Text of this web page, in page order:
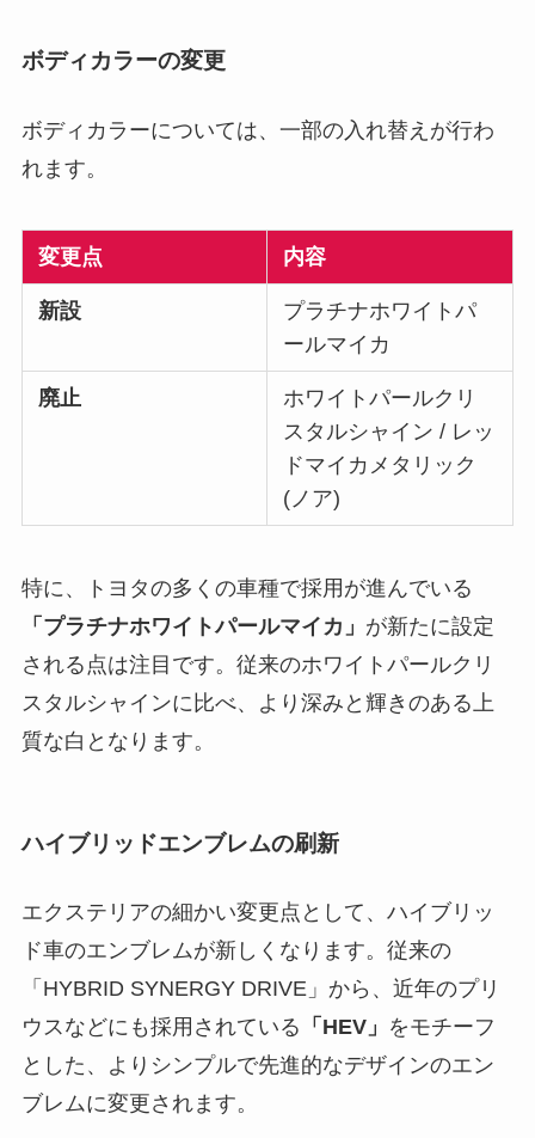
ボディカラーの変更
ボディカラーについては、一部の入れ替えが行わ
れます。
変更点 内容
新設
プラチナホワイトパ
ールマイカ
廃止
ホワイトパールクリ
スタルシャイン / レッ
ドマイカメタリック
(ノア)
特に、トヨタの多くの車種で採用が進んでいる
「プラチナホワイトパールマイカ」 が新たに設定
される点は注目です。従来のホワイトパールクリ
スタルシャインに比べ、より深みと輝きのある上
質な白となります。
ハイブリッドエンブレムの刷新
エクステリアの細かい変更点として、ハイブリッ
ド車のエンブレムが新しくなります。従来の
「HYBRID SYNERGY DRIVE」から、近年のプリ
ウスなどにも採用されている 「HEV」 をモチーフ
とした、よりシンプルで先進的なデザインのエン
ブレムに変更されます。